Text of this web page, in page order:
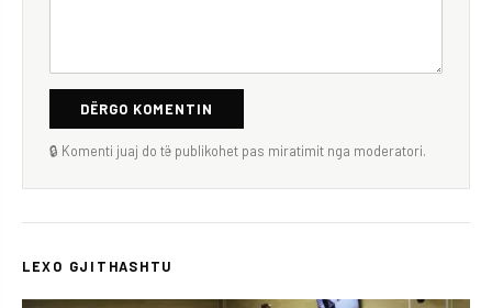
DËRGO KOMENTIN
🔒 Komenti juaj do të publikohet pas miratimit nga moderatori.
LEXO GJITHASHTU